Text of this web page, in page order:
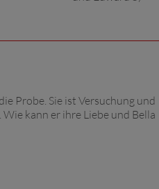
Probe. Sie ist Versuchung und
kann er ihre Liebe und Bella